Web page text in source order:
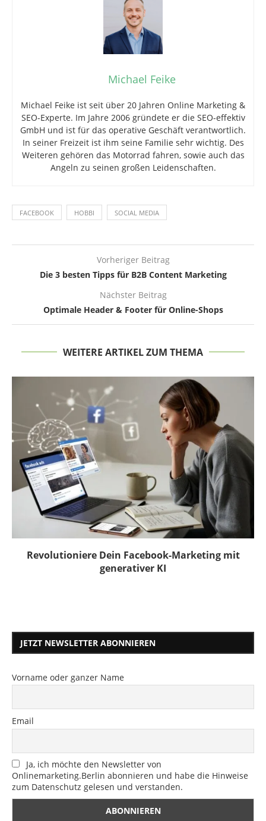
Michael Feike
Michael Feike ist seit über 20 Jahren Online Marketing &
SEO-Experte. Im Jahre 2006 gründete er die SEO-effektiv
GmbH und ist für das operative Geschäft verantwortlich.
In seiner Freizeit ist ihm seine Familie sehr wichtig. Des
Weiteren gehören das Motorrad fahren, sowie auch das
Angeln zu seinen großen Leidenschaften.
FACEBOOK HOBBI SOCIAL MEDIA
Vorheriger Beitrag
Die 3 besten Tipps für B2B Content Marketing
Nächster Beitrag
Optimale Header & Footer für Online-Shops
WEITERE ARTIKEL ZUM THEMA
Revolutioniere Dein Facebook-Marketing mit
generativer KI
JETZT NEWSLETTER ABONNIEREN
Vorname oder ganzer Name
Email
Ja, ich möchte den Newsletter von
Onlinemarketing.Berlin abonnieren und habe die Hinweise
zum Datenschutz gelesen und verstanden.